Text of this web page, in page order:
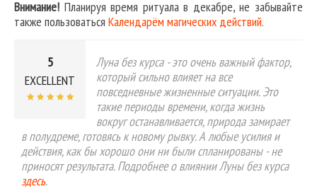
Внимание! Планируя время ритуала в декабре, не забывайте
также пользоваться Календарём магических действий.
5
EXCELLENT
Луна без курса - это очень важный фактор,
который сильно влияет на все
повседневные жизненные ситуации. Это
такие периоды времени, когда жизнь
вокруг останавливается, природа замирает
в полудреме, готовясь к новому рывку. А любые усилия и
действия, как бы хорошо они ни были спланированы - не
приносят результата. Подробнее о влиянии Луны без курса
здесь.